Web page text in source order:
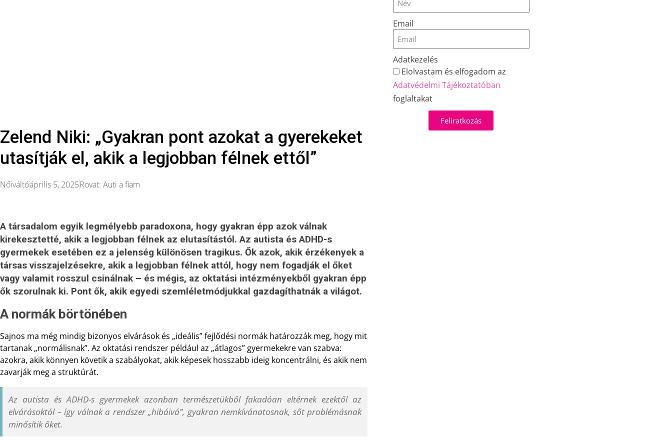
Zelend Niki: „Gyakran pont azokat a gyerekeket
utasítják el, akik a legjobban félnek ettől”
Nőiváltóáprilis 5, 2025Rovat: Auti a fiam
A társadalom egyik legmélyebb paradoxona, hogy gyakran épp azok válnak
kirekesztetté, akik a legjobban félnek az elutasítástól. Az autista és ADHD-s
gyermekek esetében ez a jelenség különösen tragikus. Ők azok, akik érzékenyek a
társas visszajelzésekre, akik a legjobban félnek attól, hogy nem fogadják el őket
vagy valamit rosszul csinálnak – és mégis, az oktatási intézményekből gyakran épp
ők szorulnak ki. Pont ők, akik egyedi szemléletmódjukkal gazdagíthatnák a világot.
A normák börtönében
Sajnos ma még mindig bizonyos elvárások és „ideális” fejlődési normák határozzák meg, hogy mit
tartanak „normálisnak”. Az oktatási rendszer például az „átlagos” gyermekekre van szabva:
azokra, akik könnyen követik a szabályokat, akik képesek hosszabb ideig koncentrálni, és akik nem
zavarják meg a struktúrát.
Az autista és ADHD-s gyermekek azonban természetükből fakadóan eltérnek ezektől az
elvárásoktól – így válnak a rendszer „hibáivá”, gyakran nemkívánatosnak, sőt problémásnak
minősítik őket.
Email
Adatkezelés
Elolvastam és elfogadom az
Adatvédelmi Tájékoztatóban
foglaltakat
Feliratkozás